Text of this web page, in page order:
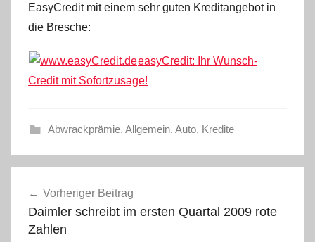
EasyCredit mit einem sehr guten Kreditangebot in
die Bresche:
easyCredit: Ihr Wunsch-
Credit mit Sofortzusage!
Abwrackprämie, Allgemein, Auto, Kredite
Vorheriger Beitrag
Daimler schreibt im ersten Quartal 2009 rote
Zahlen